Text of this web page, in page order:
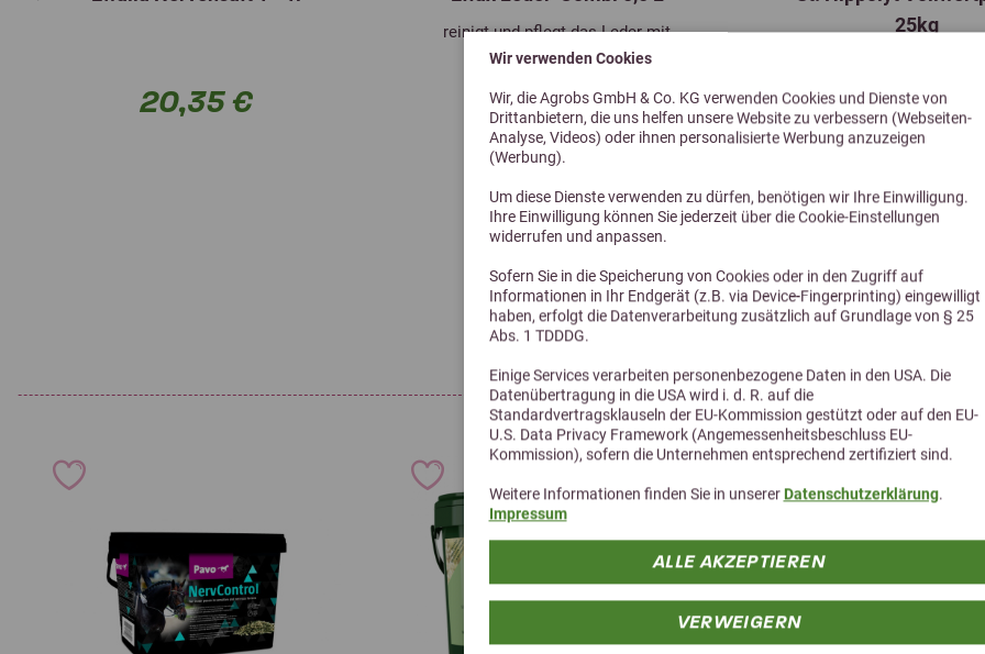
Wir verwenden Cookies
Wir, die Agrobs GmbH & Co. KG verwenden Cookies und Dienste von
Drittanbietern, die uns helfen unsere Website zu verbessern (Webseiten-
Analyse, Videos) oder ihnen personalisierte Werbung anzuzeigen
(Werbung).
Um diese Dienste verwenden zu dürfen, benötigen wir Ihre Einwilligung.
Ihre Einwilligung können Sie jederzeit über die Cookie-Einstellungen
widerrufen und anpassen.
Sofern Sie in die Speicherung von Cookies oder in den Zugriff auf
Informationen in Ihr Endgerät (z.B. via Device-Fingerprinting) eingewilligt
haben, erfolgt die Datenverarbeitung zusätzlich auf Grundlage von § 25
Abs. 1 TDDDG.
Einige Services verarbeiten personenbezogene Daten in den USA. Die
Datenübertragung in die USA wird i. d. R. auf die
Standardvertragsklauseln der EU-Kommission gestützt oder auf den EU-
U.S. Data Privacy Framework (Angemessenheitsbeschluss EU-
Kommission), sofern die Unternehmen entsprechend zertifiziert sind.
Weitere Informationen finden Sie in unserer Datenschutzerklärung.
Impressum
ALLE AKZEPTIEREN
VERWEIGERN
20,35 €
reinigt und pflegt das Leder mit
Tiefenwirkung
12,95 €
25kg
25,79 €
Alternative Produkte